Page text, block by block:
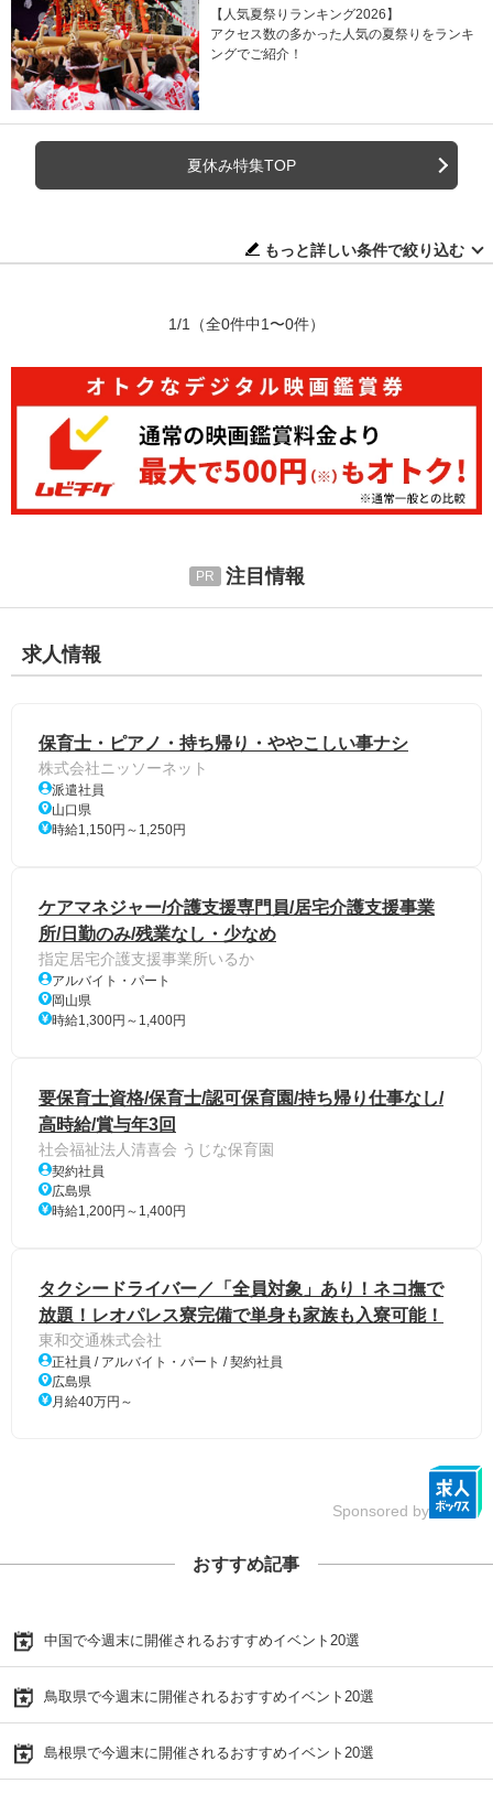
【人気夏祭りランキング2026】
アクセス数の多かった人気の夏祭りをランキ
ングでご紹介！
夏休み特集TOP
もっと詳しい条件で絞り込む
1/1 （全0件中1〜0件）
注目情報
求人情報
保育士・ピアノ・持ち帰り・ややこしい事ナシ
株式会社ニッソーネット
派遣社員
山口県
時給1,150円～1,250円
ケアマネジャー/介護支援専門員/居宅介護支援事業
所/日勤のみ/残業なし・少なめ
指定居宅介護支援事業所いるか
アルバイト・パート
岡山県
時給1,300円～1,400円
要保育士資格/保育士/認可保育園/持ち帰り仕事なし/
高時給/賞与年3回
社会福祉法人清喜会 うじな保育園
契約社員
広島県
時給1,200円～1,400円
タクシードライバー／「全員対象」あり！ネコ撫で
放題！レオパレス寮完備で単身も家族も入寮可能！
東和交通株式会社
正社員 / アルバイト・パート / 契約社員
広島県
月給40万円～
Sponsored by
おすすめ記事
中国で今週末に開催されるおすすめイベント20選
鳥取県で今週末に開催されるおすすめイベント20選
島根県で今週末に開催されるおすすめイベント20選